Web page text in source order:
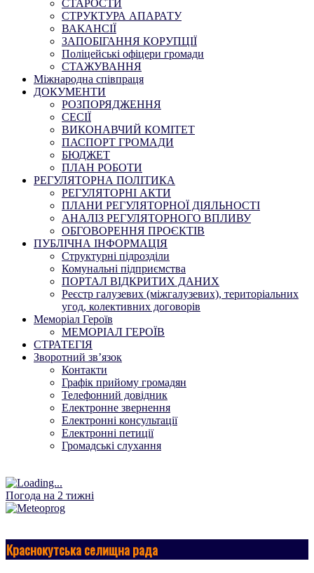
СТАРОСТИ
СТРУКТУРА АПАРАТУ
ВАКАНСІЇ
ЗАПОБІГАННЯ КОРУПЦІЇ
Поліцейські офіцери громади
СТАЖУВАННЯ
Міжнародна співпраця
ДОКУМЕНТИ
РОЗПОРЯДЖЕННЯ
СЕСІЇ
ВИКОНАВЧИЙ КОМІТЕТ
ПАСПОРТ ГРОМАДИ
БЮДЖЕТ
ПЛАН РОБОТИ
РЕГУЛЯТОРНА ПОЛІТИКА
РЕГУЛЯТОРНІ АКТИ
ПЛАНИ РЕГУЛЯТОРНОЇ ДІЯЛЬНОСТІ
АНАЛІЗ РЕГУЛЯТОРНОГО ВПЛИВУ
ОБГОВОРЕННЯ ПРОЄКТІВ
ПУБЛІЧНА ІНФОРМАЦІЯ
Структурні підрозділи
Комунальні підприємства
ПОРТАЛ ВІДКРИТИХ ДАНИХ
Реєстр галузевих (міжгалузевих), територіальних
угод, колективних договорів
Меморіал Героїв
МЕМОРІАЛ ГЕРОЇВ
СТРАТЕГІЯ
Зворотний зв’язок
Контакти
Графік прийому громадян
Телефонний довідник
Електронне звернення
Електронні консультації
Електронні петиції
Громадські слухання
Погода на 2 тижні
Краснокутська селищна рада